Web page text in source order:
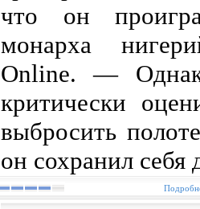
что он
монарха
Online. —
критически
выбросить
он сохранил